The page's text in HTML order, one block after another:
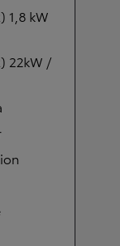
1,8 kW
22kW /